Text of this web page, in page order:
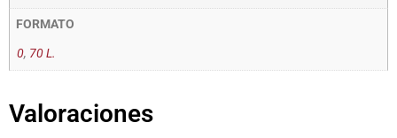
FORMATO
0, 70 L.
Valoraciones